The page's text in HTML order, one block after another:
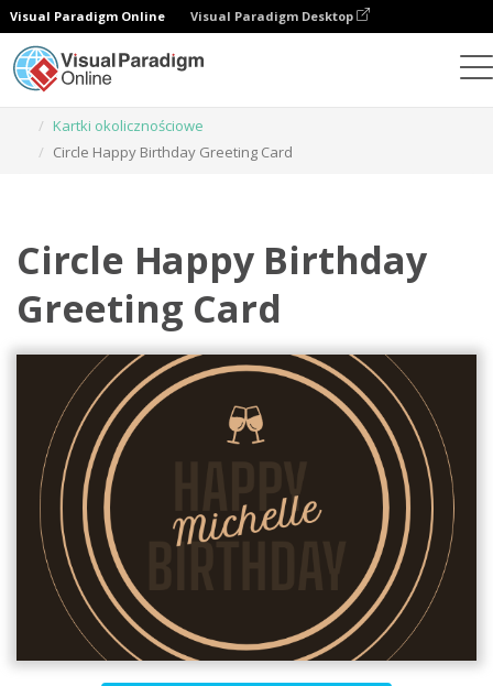
Visual Paradigm Online Visual Paradigm Desktop
Kartki okolicznościowe
Circle Happy Birthday Greeting Card
Circle Happy Birthday
Greeting Card